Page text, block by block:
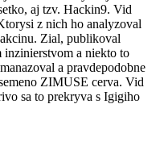
aj tzv. Hackin9. Vid
z nich ho analyzoval
Zial, publikoval
inzinierstvom a niekto to
a pravdepodobne
ZIMUSE cerva. Vid
sa to prekryva s Igigiho